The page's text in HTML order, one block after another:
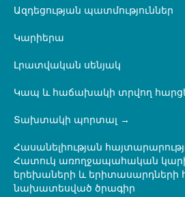
Ազդեցության պատմություններ
Կարիերա
Լրատվական սենյակ
Կապ և հաճախակի տրվող
Տախտակի պորտալ
Հասանելիության
Հատուկ առողջապահական
երեխաների և երիտասարդների
նախատեսված ծրագիր